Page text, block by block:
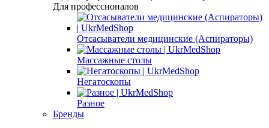
Для профессионалов
Отсасыватели медицинские (Аспираторы)
Массажные столы
Негатоскопы
Разное
Бренды